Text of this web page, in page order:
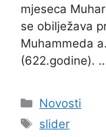
mjeseca
se obilježava
Muhammeda
(622.godine).
Kategorije
Novosti
Oznake
slider